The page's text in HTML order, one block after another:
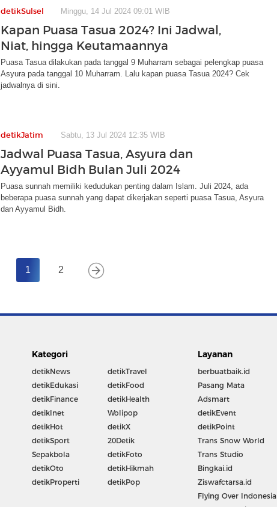
detikSulsel Minggu, 14 Jul 2024 09:01 WIB
Kapan Puasa Tasua 2024? Ini Jadwal,
Niat, hingga Keutamaannya
Puasa Tasua dilakukan pada tanggal 9 Muharram sebagai pelengkap puasa
Asyura pada tanggal 10 Muharram. Lalu kapan puasa Tasua 2024? Cek
jadwalnya di sini.
detikJatim Sabtu, 13 Jul 2024 12:35 WIB
Jadwal Puasa Tasua, Asyura dan
Ayyamul Bidh Bulan Juli 2024
Puasa sunnah memiliki kedudukan penting dalam Islam. Juli 2024, ada
beberapa puasa sunnah yang dapat dikerjakan seperti puasa Tasua, Asyura
dan Ayyamul Bidh.
1 2
Kategori
detikNews
detikEdukasi
detikFinance
detikInet
detikHot
detikSport
Sepakbola
detikOto
detikProperti
detikTravel
detikFood
detikHealth
Wolipop
detikX
20Detik
detikFoto
detikHikmah
detikPop
Layanan
berbuatbaik.id
Pasang Mata
Adsmart
detikEvent
detikPoint
Trans Snow World
Trans Studio
Bingkai.id
Ziswafctarsa.id
Flying Over Indonesia